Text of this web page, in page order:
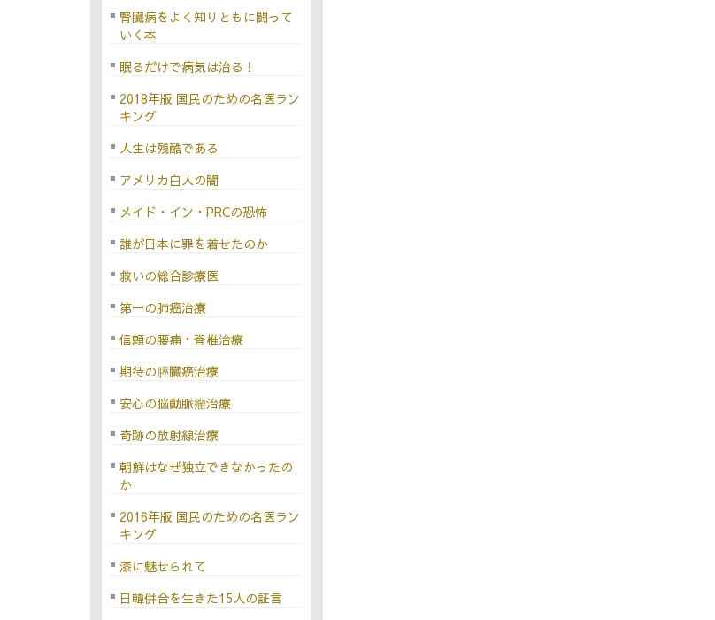
腎臓病をよく知りともに闘って
いく本
眠るだけで病気は治る！
2018年版 国民のための名医ラン
キング
人生は残酷である
アメリカ白人の闇
メイド・イン・PRCの恐怖
誰が日本に罪を着せたのか
救いの総合診療医
第一の肺癌治療
信頼の腰痛・脊椎治療
期待の膵臓癌治療
安心の脳動脈瘤治療
奇跡の放射線治療
朝鮮はなぜ独立できなかったの
か
2016年版 国民のための名医ラン
キング
漆に魅せられて
日韓併合を生きた15人の証言